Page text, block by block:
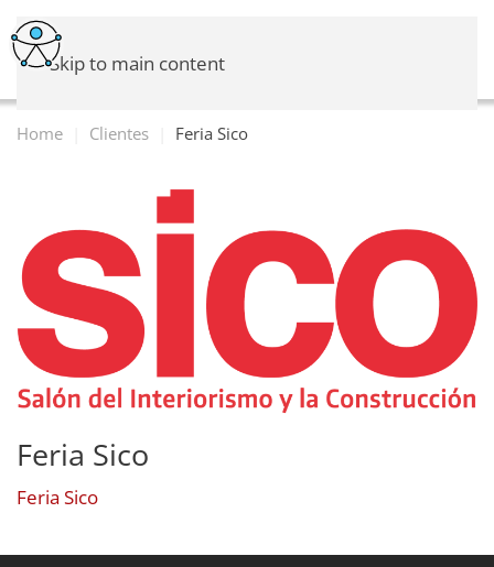
Skip to main content
Home Clientes Feria Sico
Feria Sico
Feria Sico